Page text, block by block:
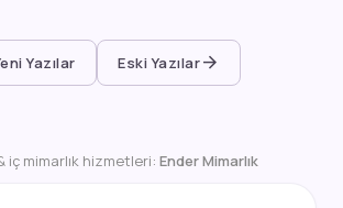
Yazılar Eski Yazılararrow_forward
iç mimarlık hizmetleri: Ender Mimarlık